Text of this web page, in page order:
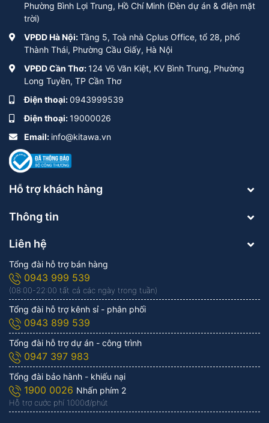
Phường Bình Lợi Trung, Hồ Chí Minh (Đèn dự án & điện mặt
trời)
VPĐD Hà Nội:Tầng 5, Toà nhà Cplus Office, tổ 28, phố
Thành Thái, Phường Cầu Giấy, Hà Nội
VPĐD Cần Thơ:124 Võ Văn Kiệt, KV Bình Trung, Phường
Long Tuyền, TP Cần Thơ
Điện thoại:0943999539
Điện thoại:19000026
Email: info@kitawa.vn
Hỗ trợ khách hàng
Thông tin
Liên hệ
Tổng đài hỗ trợ bán hàng
0943 999 539
(08:00-22:00 tất cả các ngày trong tuần)
Tổng đài hỗ trợ kênh sỉ - phân phối
0943 899 539
Tổng đài hỗ trợ dự án - công trình
0947 397 983
Tổng đài bảo hành - khiếu nại
1900 0026 Nhấn phím 2
Hỗ trợ cước phí 1.000đ/phút